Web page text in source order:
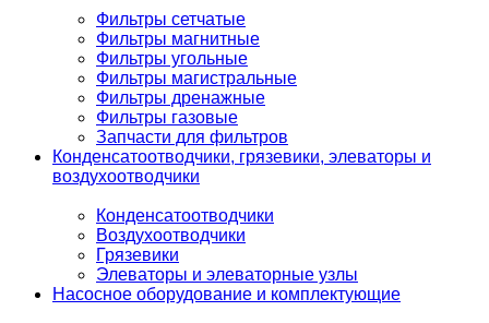
Фильтры сетчатые
Фильтры магнитные
Фильтры угольные
Фильтры магистральные
Фильтры дренажные
Фильтры газовые
Запчасти для фильтров
Конденсатоотводчики, грязевики, элеваторы и
воздухоотводчики
Конденсатоотводчики
Воздухоотводчики
Грязевики
Элеваторы и элеваторные узлы
Насосное оборудование и комплектующие